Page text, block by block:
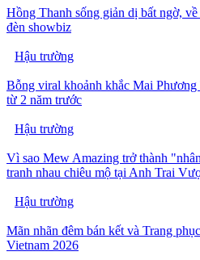
Hồng Thanh sống giản dị bất ngờ,
đèn showbiz
Hậu trường
Bỗng viral khoảnh khắc Mai
từ 2 năm trước
Hậu trường
Vì sao Mew Amazing trở thành
tranh nhau chiêu mộ tại Anh Trai
Hậu trường
Mãn nhãn đêm bán kết và Trang
Vietnam 2026